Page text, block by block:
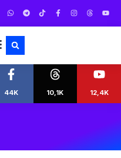
44K 10,1K 12,4K